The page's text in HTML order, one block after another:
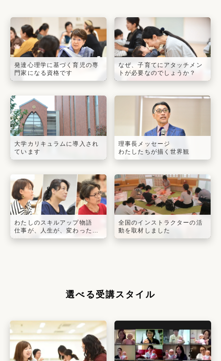
発達心理学に基づく育児の専
門家になる資格です
なぜ、子育てにアタッチメン
トが必要なのでしょうか？
大学カリキュラムに導入され
ています
理事長メッセージ
わたしたちが描く世界観
わたしのスキルアップ物語
仕事が、人生が、変わった…
全国のインストラクターの活
動を取材しました
選べる受講スタイル